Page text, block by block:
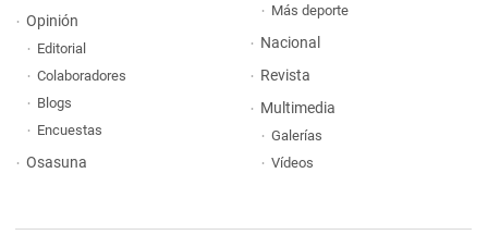
Opinión
Editorial
Colaboradores
Blogs
Encuestas
Osasuna
Más deporte
Nacional
Revista
Multimedia
Galerías
Vídeos